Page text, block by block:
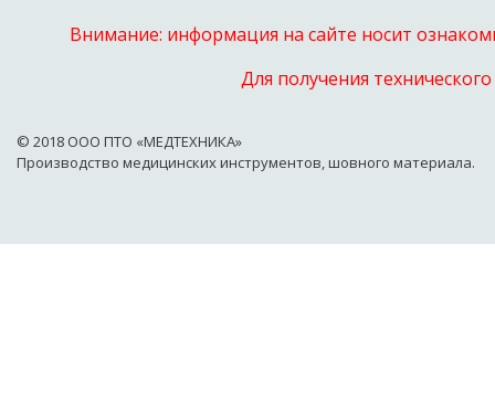
Внимание: информация на сайте носит
Для получения
© 2018 OOO ПТО «МЕДТЕХНИКА»
Производство медицинских инструментов, шовного материала.